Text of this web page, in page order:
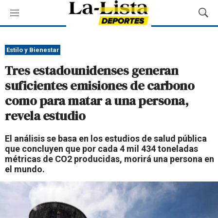
M
e
ú
M
o
e
a
Estilo y Bienestar
Tres estadounidenses generan
suficientes emisiones de carbono
como para matar a una persona,
revela estudio
El análisis se basa en los estudios de salud pública
que concluyen que por cada 4 mil 434 toneladas
métricas de CO2 producidas, morirá una persona en
el mundo.